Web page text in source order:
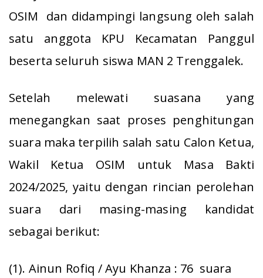
OSIM dan didampingi langsung oleh salah
satu anggota KPU Kecamatan Panggul
beserta seluruh siswa MAN 2 Trenggalek.
Setelah melewati suasana yang
menegangkan saat proses penghitungan
suara maka terpilih salah satu Calon Ketua,
Wakil Ketua OSIM untuk Masa Bakti
2024/2025, yaitu dengan rincian perolehan
suara dari masing-masing kandidat
sebagai berikut:
(1). Ainun Rofiq / Ayu Khanza : 76 suara